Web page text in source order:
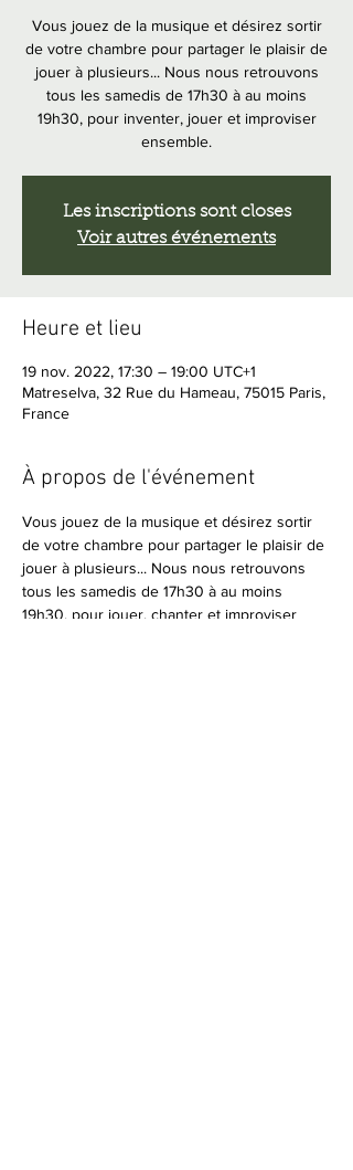
Vous jouez de la musique et désirez sortir
de votre chambre pour partager le plaisir de
jouer à plusieurs... Nous nous retrouvons
tous les samedis de 17h30 à au moins
19h30, pour inventer, jouer et improviser
ensemble.
Les inscriptions sont closes
Voir autres événements
Heure et lieu
19 nov. 2022, 17:30 – 19:00 UTC+1
Matreselva, 32 Rue du Hameau, 75015 Paris,
France
À propos de l'événement
Vous jouez de la musique et désirez sortir
de votre chambre pour partager le plaisir de
jouer à plusieurs... Nous nous retrouvons
tous les samedis de 17h30 à au moins
19h30, pour jouer, chanter et improviser